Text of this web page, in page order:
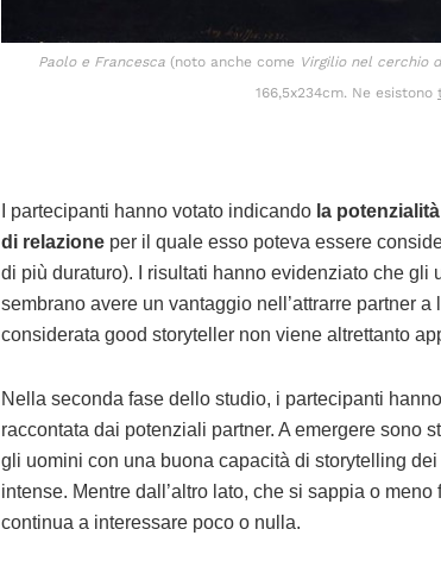
Paolo e Francesca(noto anche come Virgilio nel cerchio
166,5x234cm. Ne esistono
I partecipanti hanno votato indicando la
di relazione per il quale esso poteva essere
di più duraturo). I risultati hanno evidenziato che gli
sembrano avere un vantaggio nell’attrarre partner
considerata good storyteller non viene altrettanto
Nella seconda fase dello studio, i partecipanti
raccontata dai potenziali partner. A emergere sono
gli uomini con una buona capacità di storytelling
intense. Mentre dall’altro lato, che si sappia o
continua a interessare poco o nulla.